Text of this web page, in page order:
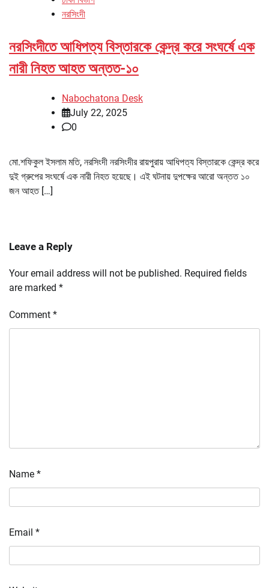
নরসিংদী
নরসিংদীতে আধিপত্য বিস্তারকে কেন্দ্র করে সংঘর্ষে এক
নারী নিহত আহত অন্তত-১০
Nabochatona Desk
July 22, 2025
0
মো.শফিকুল ইসলাম মতি, নরসিংদী নরসিংদীর রায়পুরায় আধিপত্য বিস্তারকে কেন্দ্র করে
দুই গ্রুপের সংঘর্ষে এক নারী নিহত হয়েছে। এই ঘটনায় দুপক্ষের আরো অন্তত ১০
জন আহত […]
Leave a Reply
Your email address will not be published. Required fields
are marked *
Comment *
Name *
Email *